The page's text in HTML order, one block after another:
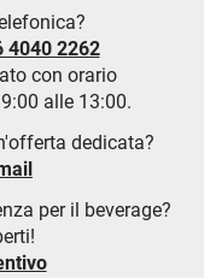
4040 2262
con orario
alle 13:00.
dedicata?
per il beverage?